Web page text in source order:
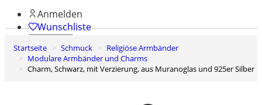
Anmelden
Wunschliste
0
Warenkorb
Startseite Schmuck
Religiöse Armbänder
Modulare Armbänder und Charms
Charm, Schwarz, mit Verzierung, aus Muranoglas und 925er Silber